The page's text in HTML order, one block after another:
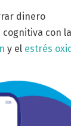
dinero
cognitiva con
y el estrés